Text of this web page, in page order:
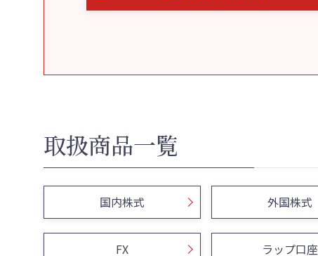
取扱商品一覧
国内株式 外国株式
FX ラップ口座